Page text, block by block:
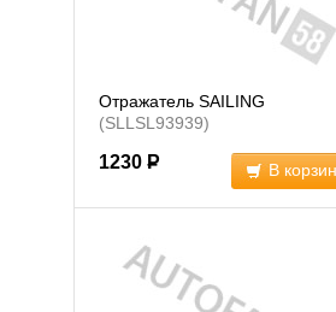
Отражатель SAILING
(SLLSL93939)
1230 Р В